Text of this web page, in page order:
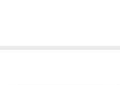
افرادی تبدیل کرده که به دقت و